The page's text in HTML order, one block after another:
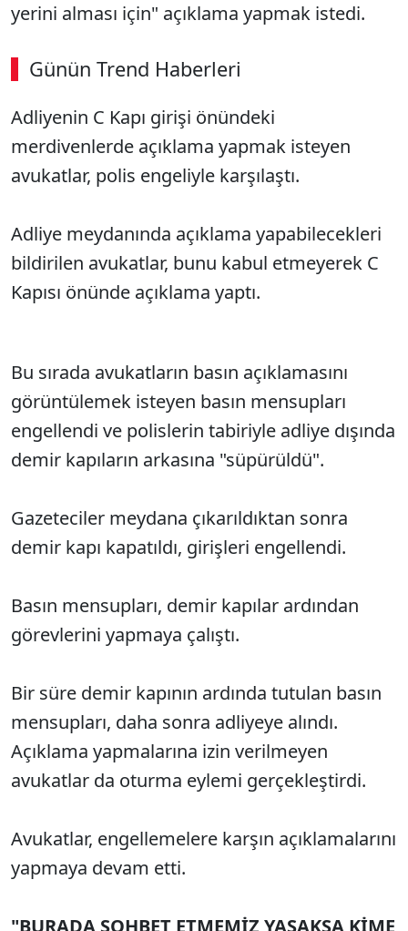
yerini alması için" açıklama yapmak istedi.
Günün Trend Haberleri
Adliyenin C Kapı girişi önündeki
merdivenlerde açıklama yapmak isteyen
avukatlar, polis engeliyle karşılaştı.
Adliye meydanında açıklama yapabilecekleri
bildirilen avukatlar, bunu kabul etmeyerek C
Kapısı önünde açıklama yaptı.
Bu sırada avukatların basın açıklamasını
görüntülemek isteyen basın mensupları
engellendi ve polislerin tabiriyle adliye dışında
demir kapıların arkasına "süpürüldü".
Gazeteciler meydana çıkarıldıktan sonra
demir kapı kapatıldı, girişleri engellendi.
Basın mensupları, demir kapılar ardından
görevlerini yapmaya çalıştı.
Bir süre demir kapının ardında tutulan basın
mensupları, daha sonra adliyeye alındı.
Açıklama yapmalarına izin verilmeyen
avukatlar da oturma eylemi gerçekleştirdi.
Avukatlar, engellemelere karşın açıklamalarını
yapmaya devam etti.
"BURADA SOHBET ETMEMİZ YASAKSA KİME